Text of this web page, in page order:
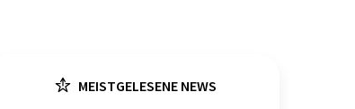
MEISTGELESENE NEWS